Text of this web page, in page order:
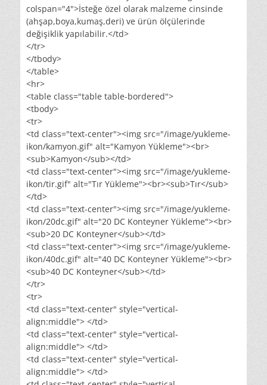
colspan="4">İsteğe özel olarak malzeme cinsinde
(ahşap,boya,kumaş,deri) ve ürün ölçülerinde
değişiklik yapılabilir.</td>
</tr>
</tbody>
</table>
<hr>
<table class="table table-bordered">
<tbody>
<tr>
<td class="text-center"><img src="/image/yukleme-
ikon/kamyon.gif" alt="Kamyon Yükleme"><br>
<sub>Kamyon</sub></td>
<td class="text-center"><img src="/image/yukleme-
ikon/tir.gif" alt="Tır Yükleme"><br><sub>Tır</sub>
</td>
<td class="text-center"><img src="/image/yukleme-
ikon/20dc.gif" alt="20 DC Konteyner Yükleme"><br>
<sub>20 DC Konteyner</sub></td>
<td class="text-center"><img src="/image/yukleme-
ikon/40dc.gif" alt="40 DC Konteyner Yükleme"><br>
<sub>40 DC Konteyner</sub></td>
</tr>
<tr>
<td class="text-center" style="vertical-
align:middle"> </td>
<td class="text-center" style="vertical-
align:middle"> </td>
<td class="text-center" style="vertical-
align:middle"> </td>